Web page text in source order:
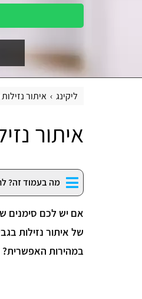
ליקינג איתור
איתור
מה בעמוד זה?
אם יש לכם סימנים
של איתור נזילות
במהירות האפשרית?